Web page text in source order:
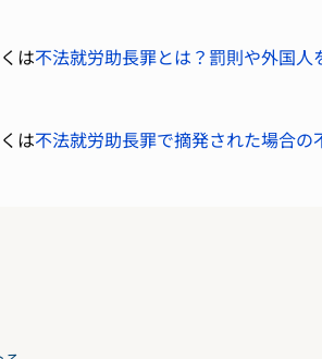
は不法就労助長罪とは？罰則や外国人
は不法就労助長罪で摘発された場合の